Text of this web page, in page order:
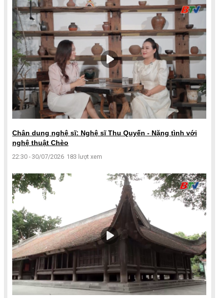
Chân dung nghệ sĩ: Nghệ sĩ Thu Quyến - Nặng tình với
nghệ thuật Chèo
22:30 - 30/07/2026 183 lượt xem